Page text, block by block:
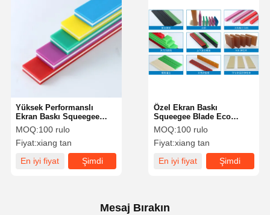
Yüksek Performanslı
Ekran Baskı Squeegee
Blade Profesyonel 5*25
9*30 9*50 SHA 65 70 75 80
85
MOQ:100 rulo
Fiyat:xiang tan
En iyi fiyat
Şimdi
Özel Ekran Baskı
Squeegee Blade Eco
Dostluklu Polyurethane
Malzemeleri
MOQ:100 rulo
Fiyat:xiang tan
En iyi fiyat
Şimdi
Mesaj Bırakın